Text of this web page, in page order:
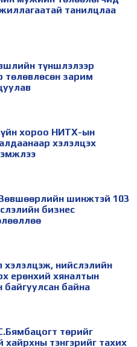
танилцлаа
түншлэлээр
төлөвлөсөн зарим
хороо НИТХ-ын
хэлэлцэх
шинжтэй 103
бизнес
хэлэлцэж, нийслэлийн
ерөнхий хяналтын
байгуулсан байна
төрийг
хайрхны тэнгэрийг тахих